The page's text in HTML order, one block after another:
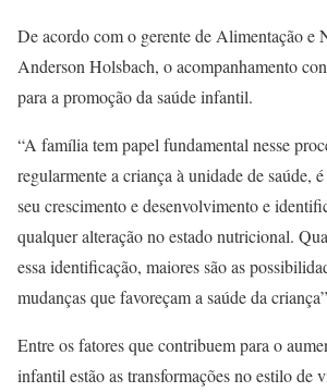
De acordo com o gerente de Alimentação e
Anderson Holsbach, o acompanhamento
para a promoção da saúde infantil.
“A família tem papel fundamental nesse
regularmente a criança à unidade de saúde,
seu crescimento e desenvolvimento e
qualquer alteração no estado nutricional.
essa identificação, maiores são as
mudanças que favoreçam a saúde da
Entre os fatores que contribuem para o
infantil estão as transformações no estilo de